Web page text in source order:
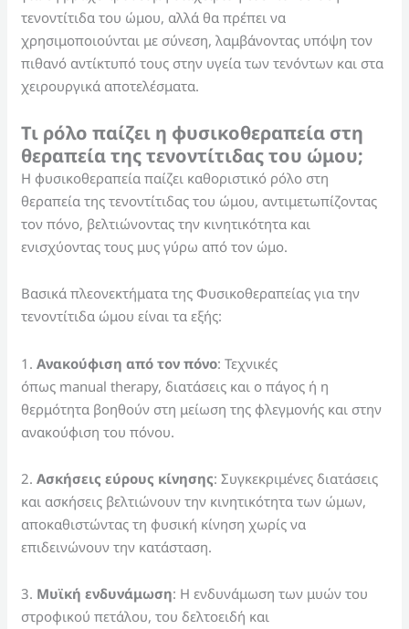
τενοντίτιδα του ώμου, αλλά θα πρέπει να
χρησιμοποιούνται με σύνεση, λαμβάνοντας υπόψη τον
πιθανό αντίκτυπό τους στην υγεία των τενόντων και στα
χειρουργικά αποτελέσματα.
Τι ρόλο παίζει η φυσικοθεραπεία στη
θεραπεία της τενοντίτιδας του ώμου;
Η φυσικοθεραπεία παίζει καθοριστικό ρόλο στη
θεραπεία της τενοντίτιδας του ώμου, αντιμετωπίζοντας
τον πόνο, βελτιώνοντας την κινητικότητα και
ενισχύοντας τους μυς γύρω από τον ώμο.
Βασικά πλεονεκτήματα της Φυσικοθεραπείας για την
τενοντίτιδα ώμου είναι τα εξής:
1.Ανακούφιση από τον πόνο: Τεχνικές
όπως manual therapy, διατάσεις και ο πάγος ή η
θερμότητα βοηθούν στη μείωση της φλεγμονής και στην
ανακούφιση του πόνου.
2.Ασκήσεις εύρους κίνησης: Συγκεκριμένες διατάσεις
και ασκήσεις βελτιώνουν την κινητικότητα των ώμων,
αποκαθιστώντας τη φυσική κίνηση χωρίς να
επιδεινώνουν την κατάσταση.
3. Μυϊκή ενδυνάμωση: Η ενδυνάμωση των μυών του
στροφικού πετάλου, του δελτοειδή και